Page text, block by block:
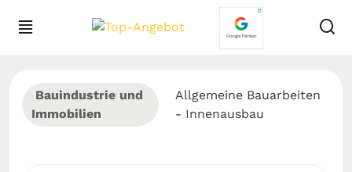
Bauindustrie und
Immobilien
Allgemeine Bauarbeiten
- Innenausbau